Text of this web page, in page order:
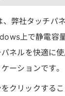
弊社タッチパ
上で静電容
ネルを快適に
ーションです。
クリックする